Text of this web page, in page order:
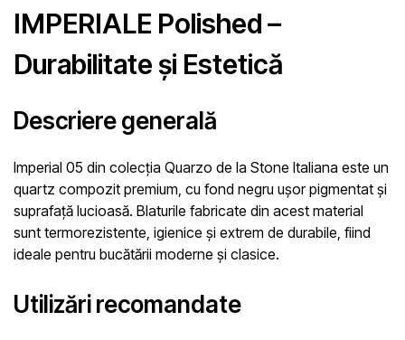
IMPERIALE Polished –
Durabilitate și Estetică
Descriere generală
Imperial 05 din colecția Quarzo de la Stone Italiana este un
quartz compozit premium, cu fond negru ușor pigmentat și
suprafață lucioasă. Blaturile fabricate din acest material
sunt termorezistente, igienice și extrem de durabile, fiind
ideale pentru bucătării moderne și clasice.
Utilizări recomandate